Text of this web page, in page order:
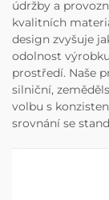
údržby a
kvalitních
design zvyšuje
odolnost
prostředí. Naše
silniční,
volbu s
srovnání se